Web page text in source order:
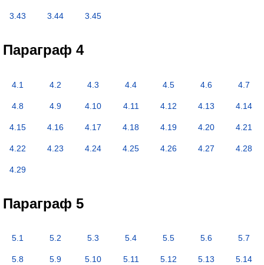
3.43 3.44 3.45
Параграф 4
4.1 4.2 4.3 4.4 4.5 4.6 4.7
4.8 4.9 4.10 4.11 4.12 4.13 4.14
4.15 4.16 4.17 4.18 4.19 4.20 4.21
4.22 4.23 4.24 4.25 4.26 4.27 4.28
4.29
Параграф 5
5.1 5.2 5.3 5.4 5.5 5.6 5.7
5.8 5.9 5.10 5.11 5.12 5.13 5.14